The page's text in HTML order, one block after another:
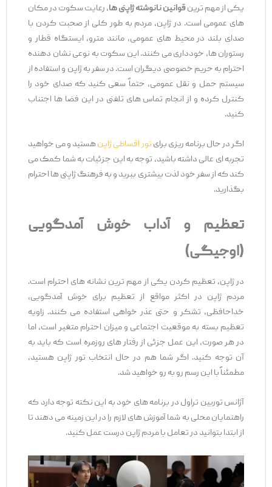
یکی از مهم ‌ترینقوانین نانوشته ژاپنی ‌ها، رعایت سکوت در مکان
‌های عمومی است. در ژاپن، مردم به طور کلی از صحبت کردن با
صدای بلند در محیط ‌های عمومی، مانند مترو، ایستگاه قطار و
رستوران‌ ها، خودداری می ‌کنند. این سکوت به ‌نوعی نشان ‌دهنده
احترام به حریم خصوصی دیگران است. در سفر به ژاپن و استفاده از
سیستم حمل ‌و نقل عمومی، حتماً سعی کنید که صدای خود را
کنترل کرده و از انجام تماس ‌های تلفنی در این فضا ها اجتناب
کنید.
اگر در حال برنامه‌ ریزی برایتور اقساطی ژاپنهستید و می ‌خواهید
تجربه ‌ای عالی داشته باشید، توجه به این جزئیات به شما کمک می
‌کند که از سفر خود لذت بیشتری ببرید و به فرهنگ ژاپنی‌ ها احترام
بگذارید.
تعظیم و آداب خوش‌ آمدگویی
(اوجیگی)
در ژاپن، تعظیم کردن یکی از مهم ‌ترین نشانه ‌های احترام است.
مردم ژاپن در اکثر مواقع از تعظیم برای خوش ‌آمدگویی،
خداحافظی، تشکر و حتی عذر خواهی استفاده می ‌کنند. زاویه
تعظیم بسته به موقعیت اجتماعی و میزان احترام متغیر است، اما
در هر صورت، این عمل جزئی از رفتار های روزمره است که باید به
آن توجه کنید. اگر شما هم در حال انتخاب تور ژاپن هستید،
مطمئناً با این رسم رو به‌ رو خواهید شد.
آژانس توربین تراول در برنامه ‌های خود به این نکته توجه دارد که
راهنمایان محلی به شما آموزش‌ های لازم را در این زمینه می ‌دهند تا
از ابتدا بتوانید در تعامل با مردم ژاپن درست عمل کنید.